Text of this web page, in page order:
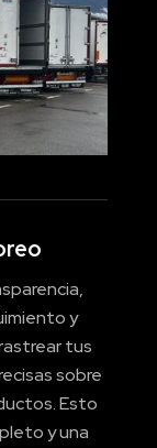
y
tus
sobre
Esto
y una